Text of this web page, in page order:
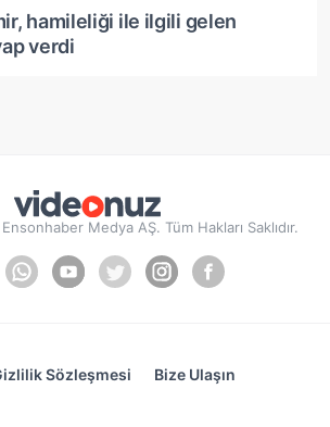
hamileliği ile ilgili gelen
verdi
Medya AŞ. Tüm Hakları Saklıdır.
Sözleşmesi Bize Ulaşın